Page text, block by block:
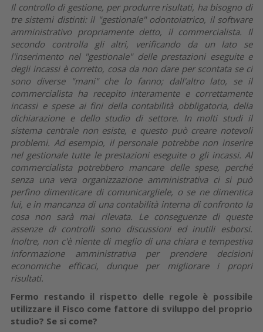
Il controllo di gestione, per produrre risultati, ha bisogno di
tre sistemi distinti: il "gestionale" odontoiatrico, il software
amministrativo propriamente detto, il commercialista. Il
secondo controlla gli altri, verificando da un lato se
l'inserimento nel "gestionale" delle prestazioni eseguite e
degli incassi è corretto, cosa da non dare per scontata se ci
sono diverse "mani" che lo fanno; dall'altro lato, se il
commercialista ha recepito interamente e correttamente
incassi e spese ai fini della contabilità obbligatoria, della
dichiarazione e dello studio di settore. In molti studi il
sistema centrale non esiste, e questo può creare notevoli
problemi. Ad esempio, il personale potrebbe non inserire
nel gestionale tutte le prestazioni eseguite o gli incassi. Al
commercialista potrebbero mancare delle spese, perché
senza una vera organizzazione amministrativa ci si può
perfino dimenticare di comunicargliele, o se ne dimentica
lui, e in mancanza di una contabilità interna di confronto la
cosa non sarà mai rilevata. Le conseguenze di queste
assenze di controlli sono discussioni ed inutili esborsi.
Inoltre, non c'è niente di meglio di una chiara e tempestiva
informazione amministrativa per prendere decisioni
economiche efficaci, dunque per migliorare i propri
risultati.
Fermo restando il rispetto delle regole è possibile
utilizzare il Fisco come fattore di sviluppo del proprio
studio? Se si come?